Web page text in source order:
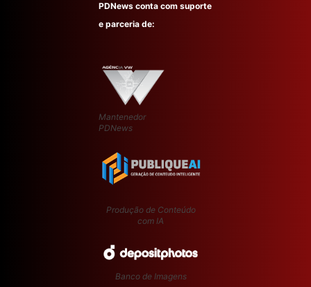
PDNews conta com suporte
e parceria de:
Mantenedor
PDNews
Produção de Conteúdo
com IA
Banco de Imagens